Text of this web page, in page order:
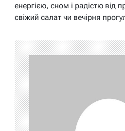
енергією, сном і радістю від
свіжий салат чи вечірня